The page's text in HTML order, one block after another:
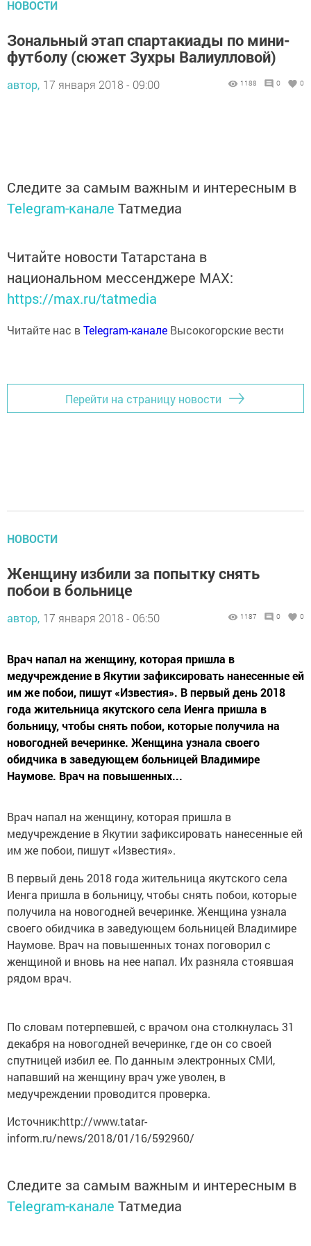
НОВОСТИ
Зональный этап спартакиады по мини-
футболу (сюжет Зухры Валиулловой)
автор, 17 января 2018 - 09:00 1188 0 0
Следите за самым важным и интересным в
Telegram-канале Татмедиа
Читайте новости Татарстана в
национальном мессенджере MАХ:
https://max.ru/tatmedia
Читайте нас вTelegram-канале Высокогорские вести
Перейти на страницу новости
НОВОСТИ
Женщину избили за попытку снять
побои в больнице
автор, 17 января 2018 - 06:50 1187 0 0
Врач напал на женщину, которая пришла в
медучреждение в Якутии зафиксировать нанесенные ей
им же побои, пишут «Известия». В первый день 2018
года жительница якутского села Иенга пришла в
больницу, чтобы снять побои, которые получила на
новогодней вечеринке. Женщина узнала своего
обидчика в заведующем больницей Владимире
Наумове. Врач на повышенных...
Врач напал на женщину, которая пришла в
медучреждение в Якутии зафиксировать нанесенные ей
им же побои, пишут «Известия».
В первый день 2018 года жительница якутского села
Иенга пришла в больницу, чтобы снять побои, которые
получила на новогодней вечеринке. Женщина узнала
своего обидчика в заведующем больницей Владимире
Наумове. Врач на повышенных тонах поговорил с
женщиной и вновь на нее напал. Их разняла стоявшая
рядом врач.
По словам потерпевшей, с врачом она столкнулась 31
декабря на новогодней вечеринке, где он со своей
спутницей избил ее. По данным электронных СМИ,
напавший на женщину врач уже уволен, в
медучреждении проводится проверка.
Источник:http://www.tatar-
inform.ru/news/2018/01/16/592960/
Следите за самым важным и интересным в
Telegram-канале Татмедиа